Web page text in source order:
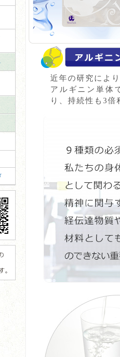
近年の研究によ
アルギニン単体
り、持続性も3倍